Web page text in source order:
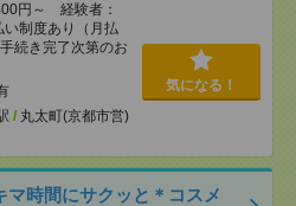
円～ 経験者：
制度あり（月払
続き完了次第のお
/ 丸太町(京都市営)
気になる！
マ時間にサクッと＊コスメ